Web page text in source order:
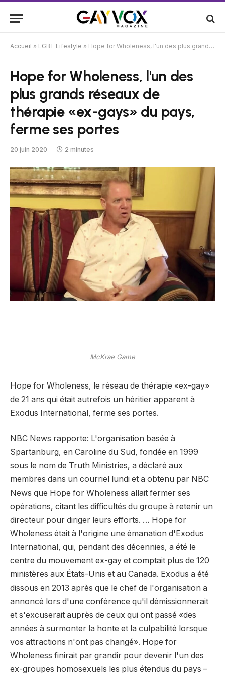
Accueil » LGBT Lifestyle » Hope for Wholeness, l'un des plus grands réseaux de thérapie «ex-gays» du pays, ferme ses portes
Hope for Wholeness, l'un des
plus grands réseaux de
thérapie «ex-gays» du pays,
ferme ses portes
20 juin 2020 2 minutes
McKrae Game
Hope for Wholeness, le réseau de thérapie «ex-gay»
de 21 ans qui était autrefois un héritier apparent à
Exodus International, ferme ses portes.
NBC News rapporte: L'organisation basée à
Spartanburg, en Caroline du Sud, fondée en 1999
sous le nom de Truth Ministries, a déclaré aux
membres dans un courriel lundi et a obtenu par NBC
News que Hope for Wholeness allait fermer ses
opérations, citant les difficultés du groupe à retenir un
directeur pour diriger leurs efforts. … Hope for
Wholeness était à l'origine une émanation d'Exodus
International, qui, pendant des décennies, a été le
centre du mouvement ex-gay et comptait plus de 120
ministères aux États-Unis et au Canada. Exodus a été
dissous en 2013 après que le chef de l'organisation a
annoncé lors d'une conférence qu'il démissionnerait
et s'excuserait auprès de ceux qui ont passé «des
années à surmonter la honte et la culpabilité lorsque
vos attractions n'ont pas changé». Hope for
Wholeness finirait par grandir pour devenir l'un des
ex-groupes homosexuels les plus étendus du pays –